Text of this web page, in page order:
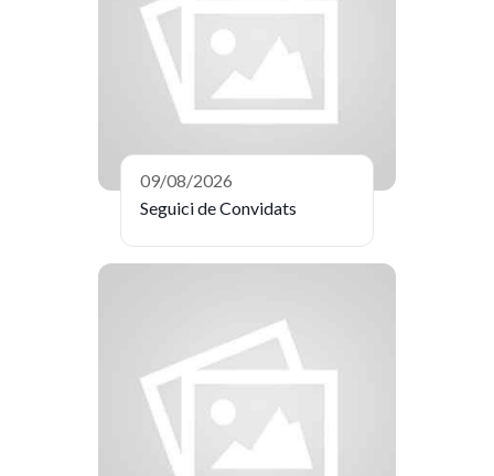
09/08/2026
Seguici de Convidats